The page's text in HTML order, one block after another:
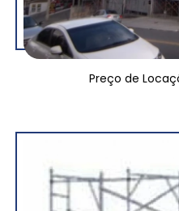
Preço de